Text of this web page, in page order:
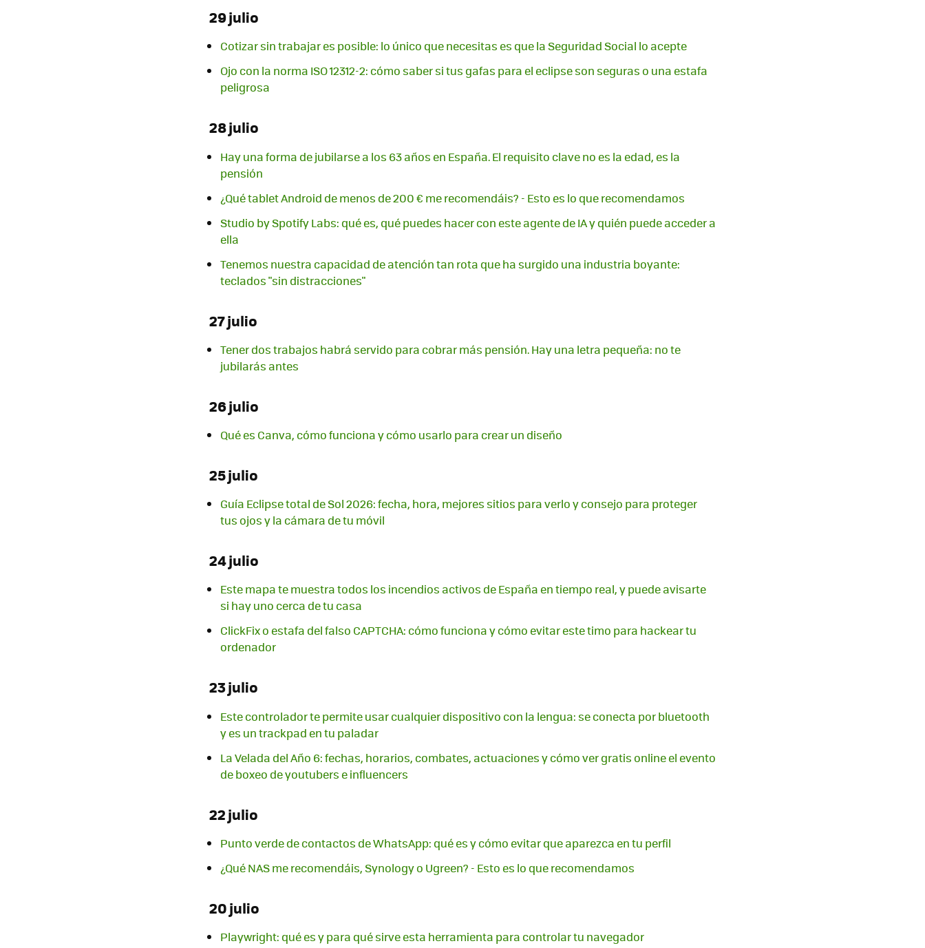
29 julio
Cotizar sin trabajar es posible: lo único que necesitas es que la Seguridad Social lo acepte
Ojo con la norma ISO 12312-2: cómo saber si tus gafas para el eclipse son seguras o una estafa
peligrosa
28 julio
Hay una forma de jubilarse a los 63 años en España. El requisito clave no es la edad, es la
pensión
¿Qué tablet Android de menos de 200 € me recomendáis? - Esto es lo que recomendamos
Studio by Spotify Labs: qué es, qué puedes hacer con este agente de IA y quién puede acceder a
ella
Tenemos nuestra capacidad de atención tan rota que ha surgido una industria boyante:
teclados "sin distracciones"
27 julio
Tener dos trabajos habrá servido para cobrar más pensión. Hay una letra pequeña: no te
jubilarás antes
26 julio
Qué es Canva, cómo funciona y cómo usarlo para crear un diseño
25 julio
Guía Eclipse total de Sol 2026: fecha, hora, mejores sitios para verlo y consejo para proteger
tus ojos y la cámara de tu móvil
24 julio
Este mapa te muestra todos los incendios activos de España en tiempo real, y puede avisarte
si hay uno cerca de tu casa
ClickFix o estafa del falso CAPTCHA: cómo funciona y cómo evitar este timo para hackear tu
ordenador
23 julio
Este controlador te permite usar cualquier dispositivo con la lengua: se conecta por bluetooth
y es un trackpad en tu paladar
La Velada del Año 6: fechas, horarios, combates, actuaciones y cómo ver gratis online el evento
de boxeo de youtubers e influencers
22 julio
Punto verde de contactos de WhatsApp: qué es y cómo evitar que aparezca en tu perfil
¿Qué NAS me recomendáis, Synology o Ugreen? - Esto es lo que recomendamos
20 julio
Playwright: qué es y para qué sirve esta herramienta para controlar tu navegador